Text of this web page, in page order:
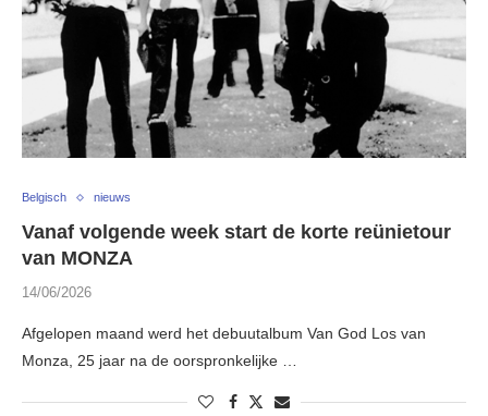
Belgisch nieuws
Vanaf volgende week start de korte reünietour
van MONZA
14/06/2026
Afgelopen maand werd het debuutalbum Van God Los van
Monza, 25 jaar na de oorspronkelijke …